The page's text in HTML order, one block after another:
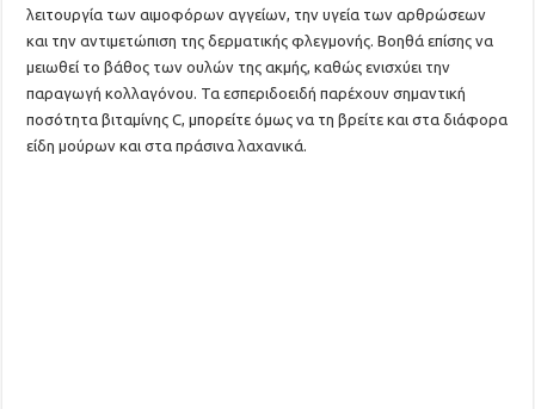
λειτουργία των αιμοφόρων αγγείων, την υγεία των αρθρώσεων
και την αντιμετώπιση της δερματικής φλεγμονής. Βοηθά επίσης να
μειωθεί το βάθος των ουλών της ακμής, καθώς ενισχύει την
παραγωγή κολλαγόνου. Τα εσπεριδοειδή παρέχουν σημαντική
ποσότητα βιταμίνης C, μπορείτε όμως να τη βρείτε και στα διάφορα
είδη μούρων και στα πράσινα λαχανικά.